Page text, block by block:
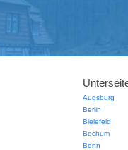
Augsburg
Berlin
Bielefeld
Bochum
Bonn